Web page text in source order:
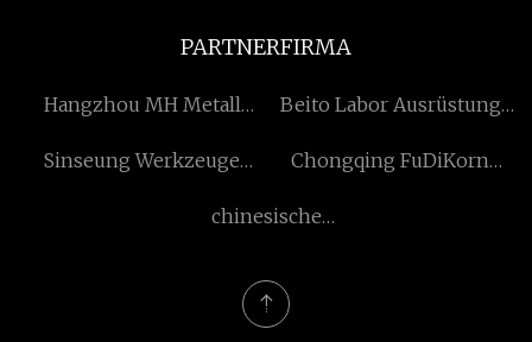
PARTNERFIRMA
Hangzhou MH Metall
Beito Labor Ausrüstung
Sinseung Werkzeuge
Chongqing FuDiKorn
chinesische